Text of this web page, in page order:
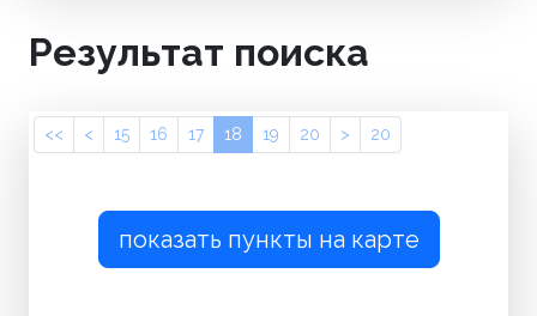
Результат поиска
<< < 15 16 17 18 19 20 > 20
показать пункты на карте